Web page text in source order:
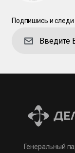
Подпишись и следи
Генеральный